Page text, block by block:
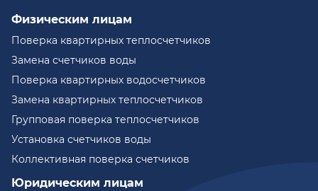
Физическим лицам
Поверка квартирных теплосчетчиков
Замена счетчиков воды
Поверка квартирных водосчетчиков
Замена квартирных теплосчетчиков
Групповая поверка теплосчетчиков
Установка счетчиков воды
Коллективная поверка счетчиков
Юридическим лицам